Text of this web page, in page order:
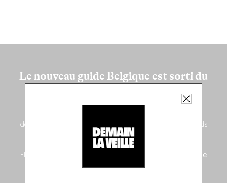
Le nouveau guide Belgique est sorti du
Dans ce quatrième opus bigoût (en français côté pile, en
découvrez
qui met les pieds
dans le plat (pays) pour se demander si la cuisine a une
150 adresses flambant neuves
Flandre, à Bruxelles et en Wallonie, ainsi qu’
un palmarès de
au sommet de la belgitude.